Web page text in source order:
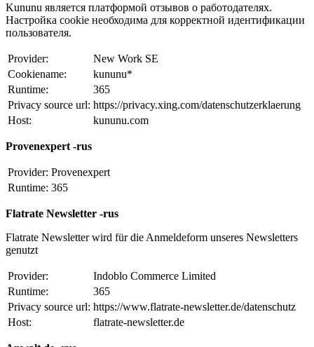
Kununu является платформой отзывов о работодателях.
Настройка cookie необходима для корректной идентификации
пользователя.
Provider:
New Work SE
Cookiename:
kununu*
Runtime:
365
Privacy source url: https://privacy.xing.com/datenschutzerklaerung
Host:
kununu.com
Provenexpert -rus
Provider: Provenexpert
Runtime: 365
Flatrate Newsletter -rus
Flatrate Newsletter wird für die Anmeldeform unseres Newsletters
genutzt
Provider:
Indoblo Commerce Limited
Runtime:
365
Privacy source url: https://www.flatrate-newsletter.de/datenschutz
Host:
flatrate-newsletter.de